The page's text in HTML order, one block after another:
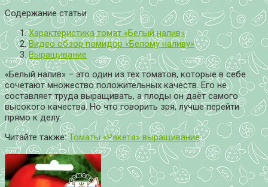
Содержание статьи
Характеристика томат «Белый налив»
Видео обзор помидор «Белому наливу»
Выращивание
«Белый налив» – это один из тех томатов, которые в себе
сочетают множество положительных качеств. Его не
составляет труда выращивать, а плоды он даёт самого
высокого качества. Но что говорить зря, лучше перейти
прямо к делу.
Читайте также:Томаты «Ракета» выращивание